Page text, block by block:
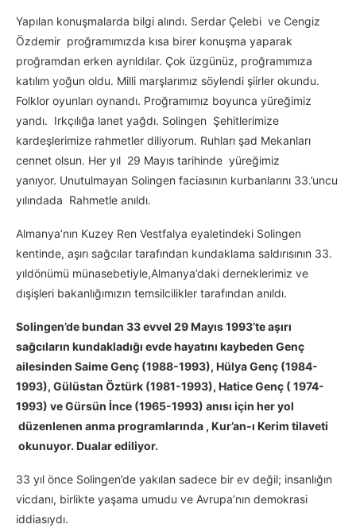
Yapılan konuşmalarda bilgi alındı. Serdar Çelebi ve Cengiz
Özdemir proğramımızda kısa birer konuşma yaparak
proğramdan erken ayrıldılar. Çok üzgünüz, proğramımıza
katılım yoğun oldu. Milli marşlarımız söylendi şiirler okundu.
Folklor oyunları oynandı. Proğramımız boyunca yüreğimiz
yandı. Irkçılığa lanet yağdı. Solingen Şehitlerimize
kardeşlerimize rahmetler diliyorum. Ruhları şad Mekanları
cennet olsun. Her yıl 29 Mayıs tarihinde yüreğimiz
yanıyor. Unutulmayan Solingen faciasının kurbanlarını 33.’uncu
yılındada Rahmetle anıldı.
Almanya’nın Kuzey Ren Vestfalya eyaletindeki Solingen
kentinde, aşırı sağcılar tarafından kundaklama saldırısının 33.
yıldönümü münasebetiyle,Almanya’daki derneklerimiz ve
dışişleri bakanlığımızın temsilcilikler tarafından anıldı.
Solingen’de bundan 33 evvel 29 Mayıs 1993’te aşırı
sağcıların kundakladığı evde hayatını kaybeden Genç
ailesinden Saime Genç (1988-1993), Hülya Genç (1984-
1993), Gülüstan Öztürk (1981-1993), Hatice Genç ( 1974-
1993) ve Gürsün İnce (1965-1993) anısı için her yol
düzenlenen anma programlarında , Kur’an-ı Kerim tilaveti
okunuyor. Dualar ediliyor.
33 yıl önce Solingen’de yakılan sadece bir ev değil; insanlığın
vicdanı, birlikte yaşama umudu ve Avrupa’nın demokrasi
iddiasıydı.